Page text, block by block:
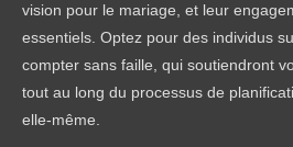
vision pour le mariage, et leur
essentiels. Optez pour des individus
compter sans faille, qui soutiendront
tout au long du processus de
elle-même.